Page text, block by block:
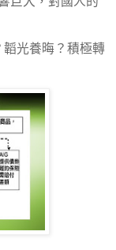
韜光養晦？積極轉